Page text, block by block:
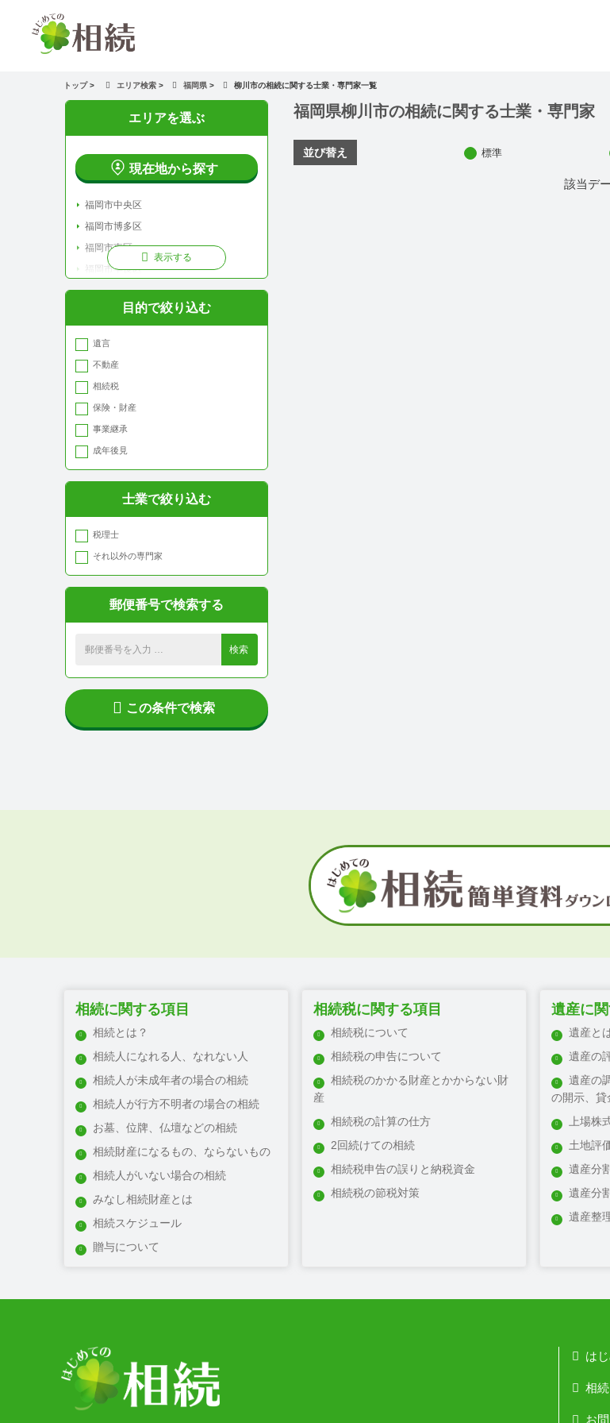
トップ> エリア検索 > 福岡県 > 柳川市の相続に関する士業・専門家一覧
エリアを選ぶ
現在地から探す
表示する
福岡市中央区
福岡市博多区
福岡市東区
福岡市早良区
福岡市城南区
福岡市南区
北九州市若松区
大野城市
太宰府市
糸島市
大牟田市
うきは市
鞍手郡
遠賀郡
嘉穂郡
京都郡
三井郡
三潴郡
小郡
朝倉郡
八女郡
目的で絞り込む
遺言
不動産
相続税
保険・財産
事業継承
成年後見
士業で絞り込む
税理士
それ以外の専門家
郵便番号で検索する
検索
この条件で検索
福岡県柳川市の相続に関する士業・専門家
並び替え 標準
該当デ
相続に関する項目
相続とは？
相続人になれる人、なれない人
相続人が未成年者の場合の相続
相続人が行方不明者の場合の相続
お墓、位牌、仏壇などの相続
相続財産になるもの、ならないもの
相続人がいない場合の相続
みなし相続財産とは
相続スケジュール
贈与について
相続税に関する項目
相続税について
相続税の申告について
相続税のかかる財産とかからない財
産
相続税の計算の仕方
2回続けての相続
相続税申告の誤りと納税資金
相続税の節税対策
遺産に
遺産と
遺産の
遺産の
の開示、貸
上場株
土地評
遺産分
遺産分
遺産整
は
相
お